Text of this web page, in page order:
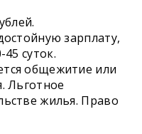
зарплату,
суток.
общежитие или
Льготное
жилья. Право